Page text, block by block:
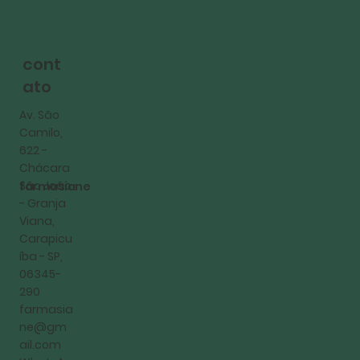
farmasiane
cont
ato
Av. São
Camilo,
622 -
Chácara
São João
- Granja
Viana,
Carapicu
íba - SP,
06345-
290
farmasia
ne@gm
ail.com